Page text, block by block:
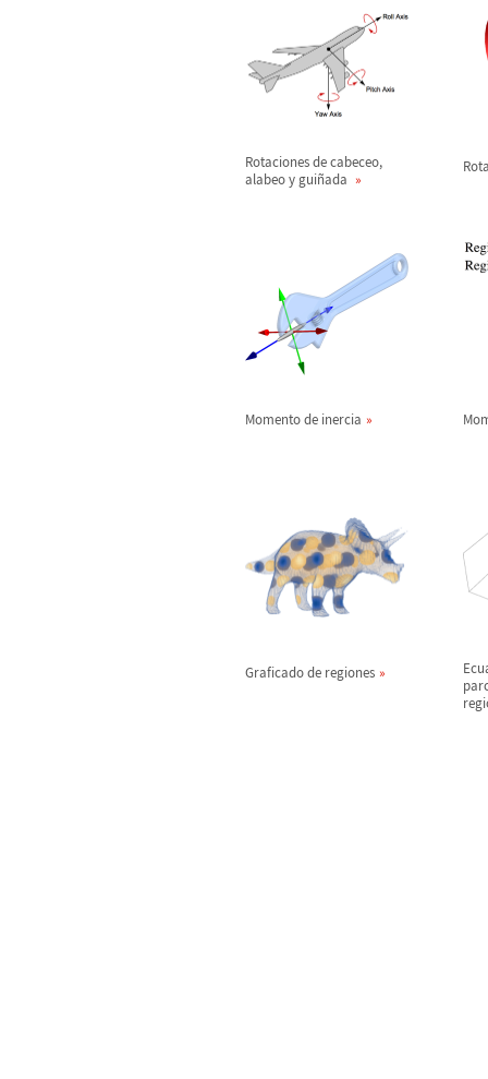
Rotaciones de cabeceo,
alabeo y guiñada
Momento de inercia
Graficado de regiones